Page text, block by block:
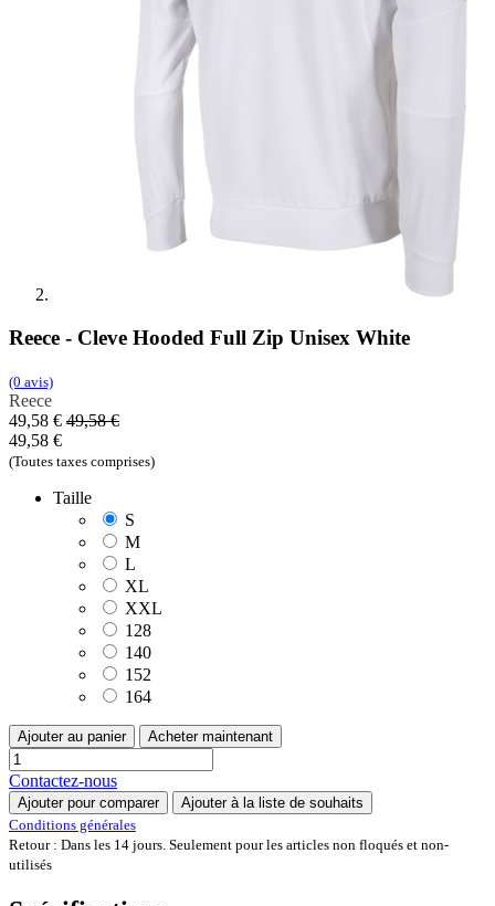
Reece - Cleve Hooded Full Zip Unisex White
(0 avis)
Reece
49,58 € 49,58€
49,58 €
(Toutes taxes comprises)
Taille
S
M
L
XL
XXL
128
140
152
164
Ajouter au panier Acheter maintenant
Contactez-nous
Ajouter pour comparer
Ajouter à la liste de souhaits
Conditions générales
Retour : Dans les 14 jours. Seulement pour les articles non floqués et non-
utilisés